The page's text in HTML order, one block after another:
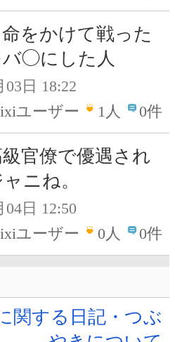
をかけて戦った
バ◯にした人
03日 18:22
ユーザー
1人 0件
官僚で優遇され
ニね。
04日 12:50
ユーザー
0人 0件
関する日記・つぶ